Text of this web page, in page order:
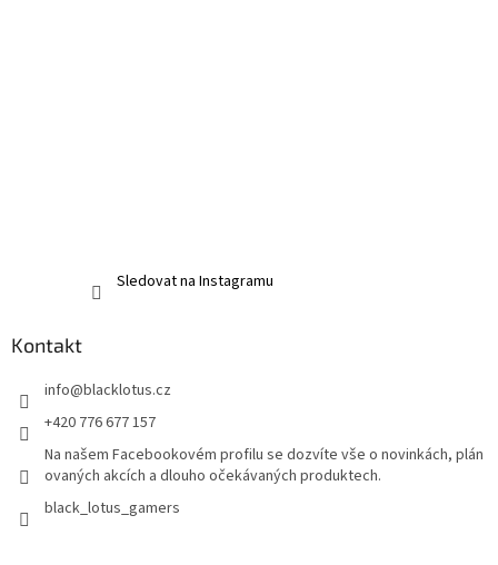
Sledovat na Instagramu
Kontakt
info@blacklotus.cz
+420 776 677 157
Na našem Facebookovém profilu se dozvíte vše o novinkách, plán
ovaných akcích a dlouho očekávaných produktech.
black_lotus_gamers